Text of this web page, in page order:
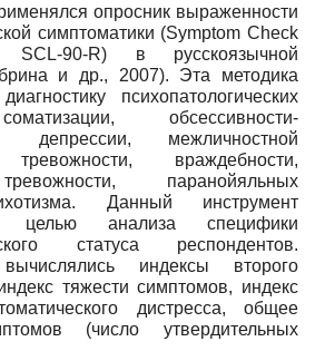
опросник выраженности
симптоматики (Symptom Cheсk
SCL-90-R) в русскоязычной
и др., 2007). Эта методика
психопатологических
обсессивности-
депрессии, межличностной
тревожности, враждебности,
паранойяльных
Данный инструмент
целью анализа специфики
статуса респондентов.
индексы второго
тяжести симптомов, индекс
дистресса, общее
(число утвердительных